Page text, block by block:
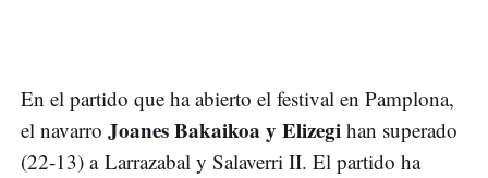
En el partido que ha abierto el festival en Pamplona,
el navarro Joanes Bakaikoa y Elizegi han superado
(22-13) a Larrazabal y Salaverri II. El partido ha